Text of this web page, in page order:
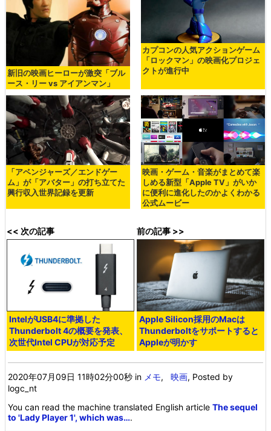
新旧の映画ヒーローが激突「ブル
ース・リー vs アイアンマン」
カプコンの人気アクションゲーム
「ロックマン」の映画化プロジェ
クトが進行中
「アベンジャーズ／エンドゲー
ム」が「アバター」の打ち立てた
興行収入世界記録を更新
映画・ゲーム・音楽がまとめて楽
しめる新型「Apple TV」がいか
に便利に進化したのかよくわかる
公式ムービー
<< 次の記事
IntelがUSB4に準拠した
Thunderbolt 4の概要を発表、
次世代Intel CPUが対応予定
前の記事 >>
Apple Silicon採用のMacは
Thunderboltをサポートすると
Appleが明かす
2020年07月09日 11時02分00秒 in メモ,映画, Posted by
logc_nt
You can read the machine translated English articleThe sequel
to 'Lady Player 1', which was….